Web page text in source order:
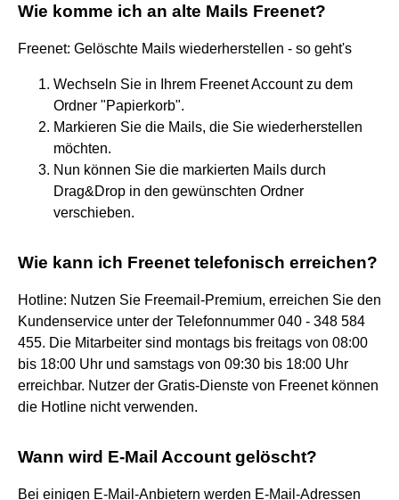
Wie komme ich an alte Mails Freenet?
Freenet: Gelöschte Mails wiederherstellen - so geht's
Wechseln Sie in Ihrem Freenet Account zu dem
Ordner "Papierkorb".
Markieren Sie die Mails, die Sie wiederherstellen
möchten.
Nun können Sie die markierten Mails durch
Drag&Drop in den gewünschten Ordner
verschieben.
Wie kann ich Freenet telefonisch erreichen?
Hotline: Nutzen Sie Freemail-Premium, erreichen Sie den
Kundenservice unter der Telefonnummer 040 - 348 584
455. Die Mitarbeiter sind montags bis freitags von 08:00
bis 18:00 Uhr und samstags von 09:30 bis 18:00 Uhr
erreichbar. Nutzer der Gratis-Dienste von Freenet können
die Hotline nicht verwenden.
Wann wird E-Mail Account gelöscht?
Bei einigen E-Mail-Anbietern werden E-Mail-Adressen